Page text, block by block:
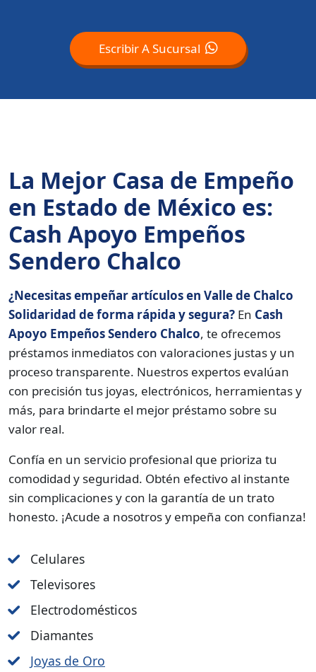
Escribir A Sucursal
La Mejor Casa de Empeño
en Estado de México es:
Cash Apoyo Empeños
Sendero Chalco
¿Necesitas empeñar artículos en Valle de Chalco
Solidaridad de forma rápida y segura? En Cash
Apoyo Empeños Sendero Chalco, te ofrecemos
préstamos inmediatos con valoraciones justas y un
proceso transparente. Nuestros expertos evalúan
con precisión tus joyas, electrónicos, herramientas y
más, para brindarte el mejor préstamo sobre su
valor real.
Confía en un servicio profesional que prioriza tu
comodidad y seguridad. Obtén efectivo al instante
sin complicaciones y con la garantía de un trato
honesto. ¡Acude a nosotros y empeña con confianza!
Celulares
Televisores
Electrodomésticos
Diamantes
Joyas de Oro